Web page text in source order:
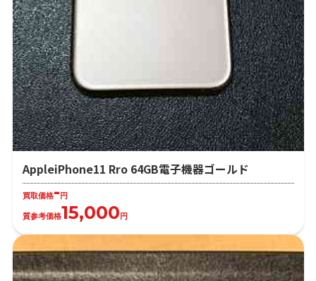
AppleiPhone11 Rro 64GB電子機器ゴールド
買取価格- 円
質参考価格15,000 円